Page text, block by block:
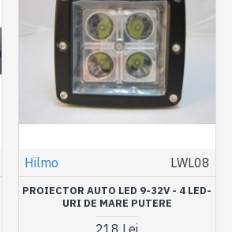
Hilmo LWL08
PROIECTOR AUTO LED 9-32V - 4 LED-
URI DE MARE PUTERE
218 Lei